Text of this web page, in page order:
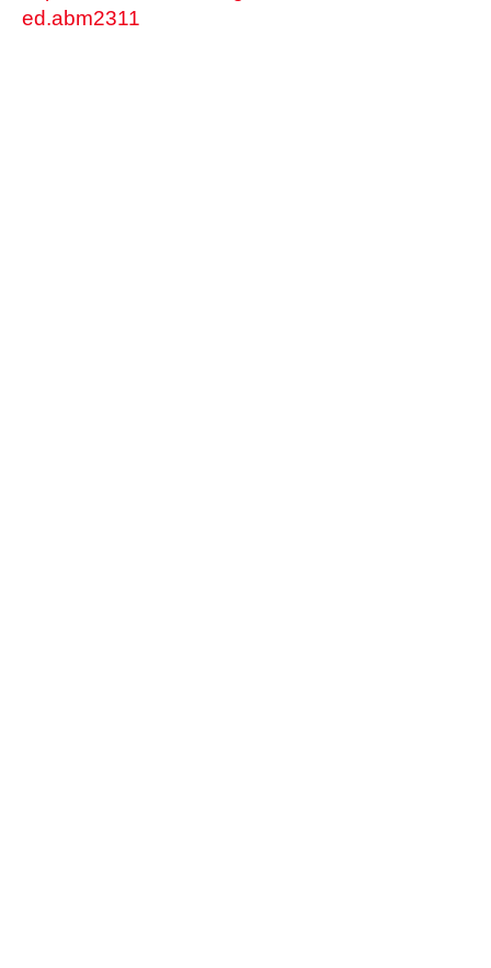
ed.abm2311